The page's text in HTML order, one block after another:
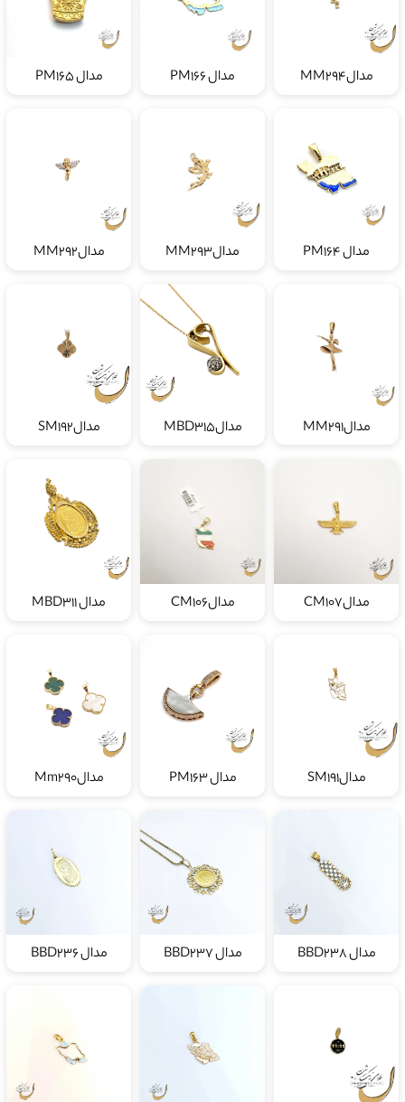
مدالMM294 مدال PM166 مدال PM165
مدال PM164 مدالMM293 مدالMM292
مدالMM291 مدالMBD315 مدالSM192
مدالCM107 مدالCM106 مدال MBD311
مدالSM191 مدال PM163 مدالMm290
مدال BBD238 مدال BBD237 مدال BBD236